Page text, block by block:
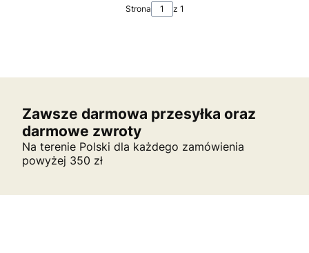
Strona z 1
Zawsze darmowa przesyłka oraz
darmowe zwroty
Na terenie Polski dla każdego zamówienia
powyżej 350 zł